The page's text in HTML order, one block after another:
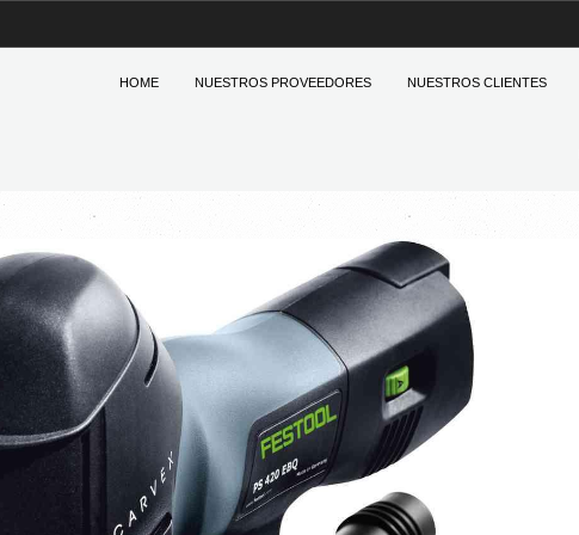
HOME NUESTROS PROVEEDORES NUESTROS CLIENTES